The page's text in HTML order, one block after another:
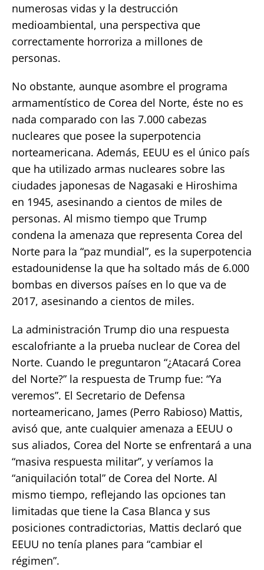
numerosas vidas y la destrucción
medioambiental, una perspectiva que
correctamente horroriza a millones de
personas.
No obstante, aunque asombre el programa
armamentístico de Corea del Norte, éste no es
nada comparado con las 7.000 cabezas
nucleares que posee la superpotencia
norteamericana. Además, EEUU es el único país
que ha utilizado armas nucleares sobre las
ciudades japonesas de Nagasaki e Hiroshima
en 1945, asesinando a cientos de miles de
personas. Al mismo tiempo que Trump
condena la amenaza que representa Corea del
Norte para la “paz mundial”, es la superpotencia
estadounidense la que ha soltado más de 6.000
bombas en diversos países en lo que va de
2017, asesinando a cientos de miles.
La administración Trump dio una respuesta
escalofriante a la prueba nuclear de Corea del
Norte. Cuando le preguntaron “¿Atacará Corea
del Norte?” la respuesta de Trump fue: “Ya
veremos”. El Secretario de Defensa
norteamericano, James (Perro Rabioso) Mattis,
avisó que, ante cualquier amenaza a EEUU o
sus aliados, Corea del Norte se enfrentará a una
“masiva respuesta militar”, y veríamos la
“aniquilación total” de Corea del Norte. Al
mismo tiempo, reflejando las opciones tan
limitadas que tiene la Casa Blanca y sus
posiciones contradictorias, Mattis declaró que
EEUU no tenía planes para “cambiar el
régimen”.